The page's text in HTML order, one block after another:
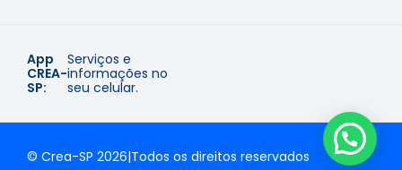
App
CREA-
SP:
Serviços e
informações no
seu celular.
© Crea-SP 2026|Todos os direitos reservados